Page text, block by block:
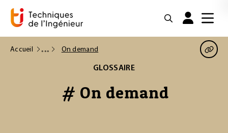
Accueil On demand
GLOSSAIRE
# On demand